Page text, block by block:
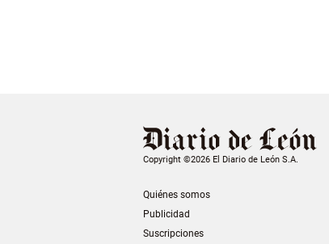
Copyright ©2026 El Diario de León S.A.
Quiénes somos
Publicidad
Suscripciones